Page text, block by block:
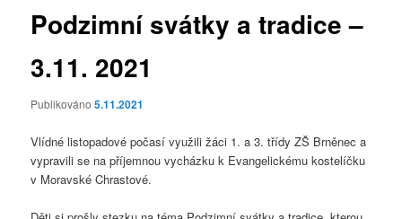
Podzimní svátky a tradice –
3.11. 2021
Publikováno5.11.2021
Vlídné listopadové počasí využili žáci 1. a 3. třídy ZŠ Brněnec a
vypravili se na příjemnou vycházku k Evangelickému kostelíčku
v Moravské Chrastové.